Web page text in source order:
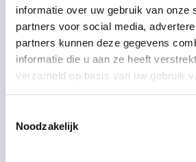
informatie over uw gebruik van onze
partners voor social media,
partners kunnen deze gegevens
informatie die u aan ze heeft
verzameld op basis van uw gebruik
Noodzakelijk
AA-Equipment
1e Tussendijk 17
5705 CG Helmond